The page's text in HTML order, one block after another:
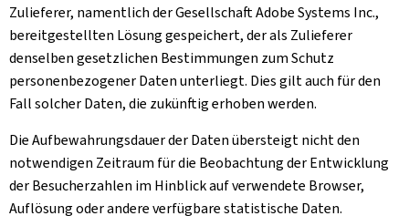
Zulieferer, namentlich der Gesellschaft Adobe Systems Inc.,
bereitgestellten Lösung gespeichert, der als Zulieferer
denselben gesetzlichen Bestimmungen zum Schutz
personenbezogener Daten unterliegt. Dies gilt auch für den
Fall solcher Daten, die zukünftig erhoben werden.
Die Aufbewahrungsdauer der Daten übersteigt nicht den
notwendigen Zeitraum für die Beobachtung der Entwicklung
der Besucherzahlen im Hinblick auf verwendete Browser,
Auflösung oder andere verfügbare statistische Daten.